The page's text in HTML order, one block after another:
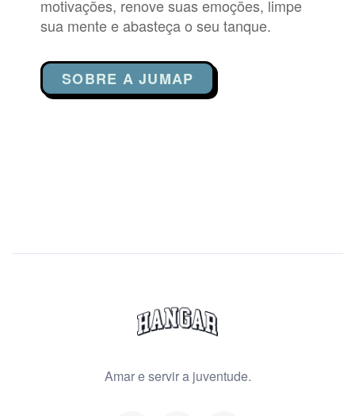
motivações, renove suas emoções, limpe
sua mente e abasteça o seu tanque.
SOBRE A JUMAP
Amar e servir a juventude.